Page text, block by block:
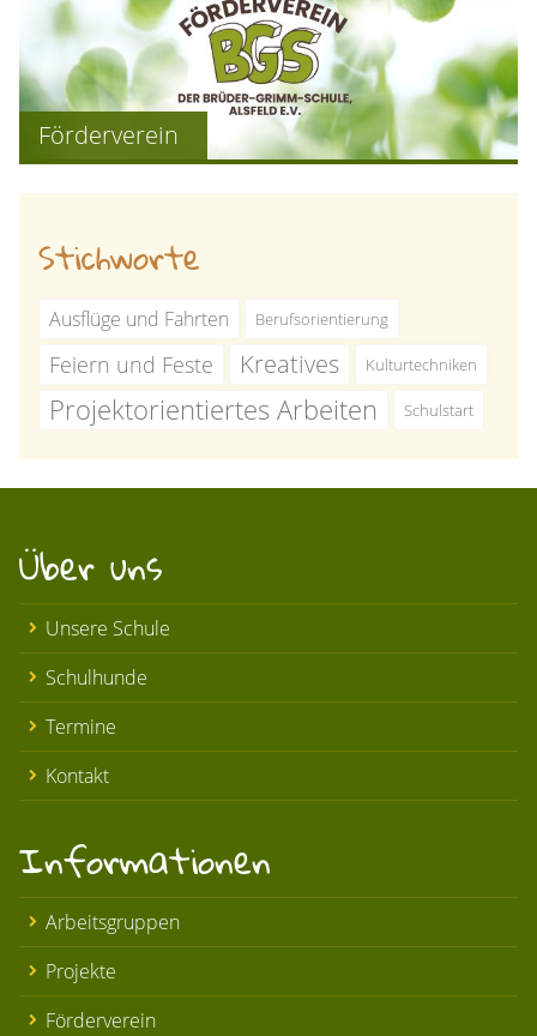
Förderverein
Stichworte
Ausflüge und Fahrten Berufsorientierung
Feiern und Feste Kreatives Kulturtechniken
Projektorientiertes Arbeiten Schulstart
Über uns
Unsere Schule
Schulhunde
Termine
Kontakt
Informationen
Arbeitsgruppen
Projekte
Förderverein